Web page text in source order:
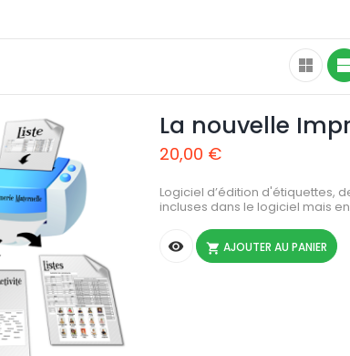
La nouvelle
20,00 €
Logiciel d’édition d'étiquettes,
incluses dans le logiciel mais
  AJOUTER AU PANIER